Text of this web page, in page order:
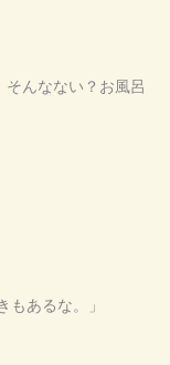
そんなない？お風呂
もあるな。」